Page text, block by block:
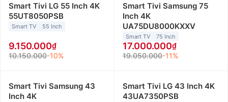
Smart Tivi LG 55 Inch 4K
55UT8050PSB
Smart TV 55 Inch
9.150.000
10.150.000-10%
Smart Tivi Samsung 75
Inch 4K
UA75DU8000KXXV
Smart TV 75 Inch
17.000.000
19.050.000-11%
Smart Tivi Samsung 43
Inch 4K
Smart Tivi LG 43 Inch 4K
43UA7350PSB